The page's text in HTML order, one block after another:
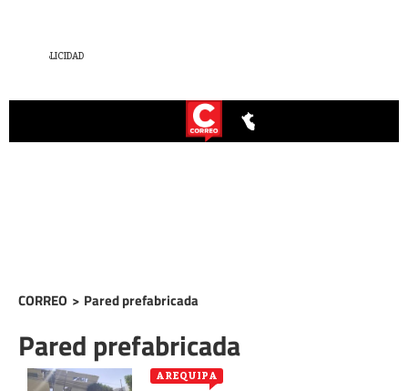
CORREO > Pared prefabricada
Pared prefabricada
AREQUIPA